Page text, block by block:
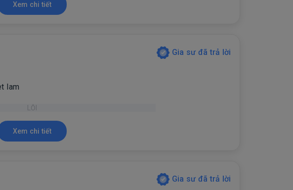
Xem chi tiết
Gia sư đã trả lời
lam
LỖI
Xem chi tiết
Gia sư đã trả lời